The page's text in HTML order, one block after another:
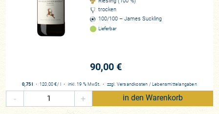
trocken
100/100 – James Suckling
Lieferbar
90,00 €
0,75 l ・ 120,00 €/ l ・ inkl. 19 % MwSt. ・ zzgl. Versandkosten / Lebensmittelangaben
- + in den Warenkorb